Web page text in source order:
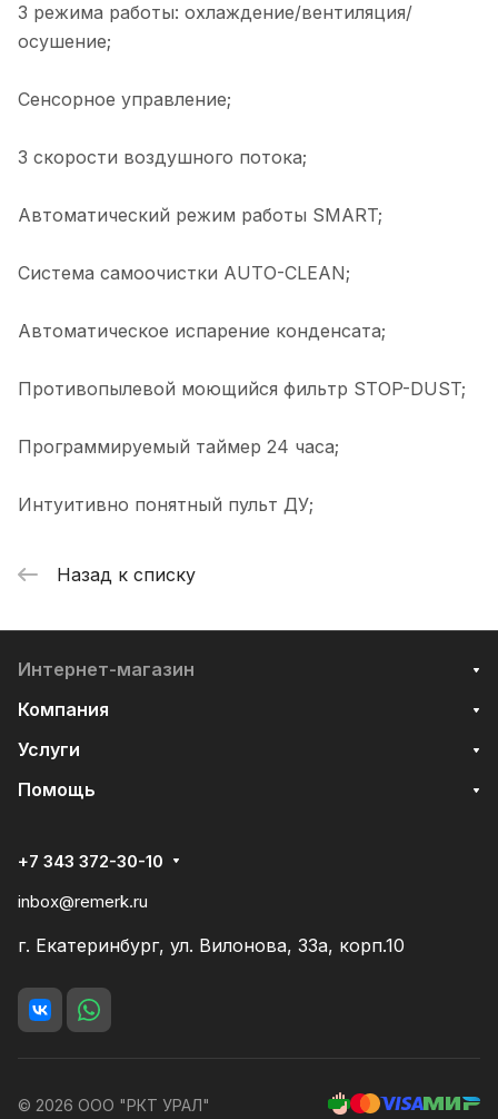
3 режима работы: охлаждение/вентиляция/
осушение;
Сенсорное управление;
3 скорости воздушного потока;
Автоматический режим работы SMART;
Система cамоочистки AUTO-CLEAN;
Автоматическое испарение конденсата;
Противопылевой моющийся фильтр STOP-DUST;
Программируемый таймер 24 часа;
Интуитивно понятный пульт ДУ;
Назад к списку
Интернет-магазин
Компания
Услуги
Помощь
+7 343 372-30-10
inbox@remerk.ru
г. Екатеринбург, ул. Вилонова, 33а, корп.10
© 2026 ООО "РКТ УРАЛ"